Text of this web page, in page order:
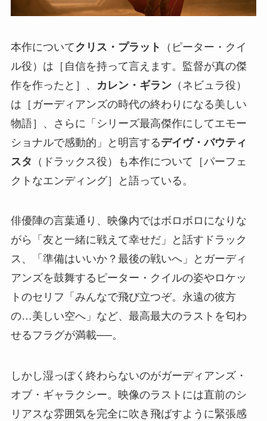
本作についてクリス・プラット
（ピーター・クイ
ル役）は［自信を持って言えます。監督が真の傑
作を作ったと］、
カレン・ギラン（ネビュラ役）
は［ガーディアンズの時代の終わりになる美しい
物語］、さらに「シリーズ最高傑作にしてエモー
ショナルで感動的」と明言するデイヴ・バウティ
スタ （ドラックス役）も本作について［パーフェ
クトなエンディング］と語っている。
俳優陣の言葉通り、映像内ではボロボロになりな
がら「友と一緒に戦えて幸せだ」と話すドラック
ス、「準備はいいか？最後の戦いへ」とガーディ
アンズを鼓舞するピーター・クイルの姿やロケッ
トのセリフ「みんなで飛び立つぞ。永遠の彼方
の…美しい空へ」など、最高最大のラストを匂わ
せるフラグが満載──。
しかし湿っぽく終わらないのがガーディアンズ・
オブ・ギャラクシー。映像のラストには直前のシ
リアスな雰囲気を完全に吹き飛ばすように緊張感